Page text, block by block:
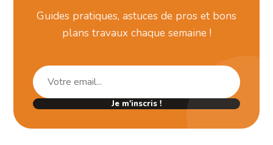
Guides pratiques, astuces de pros et bons
plans travaux chaque semaine !
Je m'inscris !